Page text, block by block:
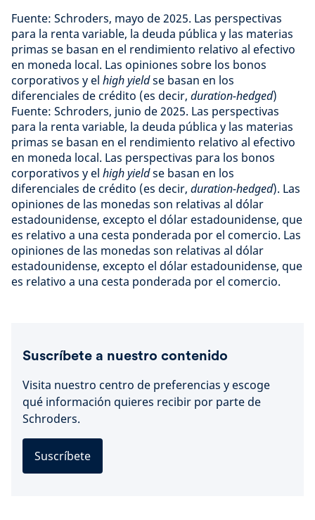
Fuente: Schroders, mayo de 2025. Las perspectivas
para la renta variable, la deuda pública y las materias
primas se basan en el rendimiento relativo al efectivo
en moneda local. Las opiniones sobre los bonos
corporativos y el high yieldse basan en los
diferenciales de crédito (es decir, duration-hedged)
Fuente: Schroders, junio de 2025. Las perspectivas
para la renta variable, la deuda pública y las materias
primas se basan en el rendimiento relativo al efectivo
en moneda local. Las perspectivas para los bonos
corporativos y el high yieldse basan en los
diferenciales de crédito (es decir, duration-hedged). Las
opiniones de las monedas son relativas al dólar
estadounidense, excepto el dólar estadounidense, que
es relativo a una cesta ponderada por el comercio. Las
opiniones de las monedas son relativas al dólar
estadounidense, excepto el dólar estadounidense, que
es relativo a una cesta ponderada por el comercio.
Suscríbete a nuestro contenido
Visita nuestro centro de preferencias y escoge
qué información quieres recibir por parte de
Schroders.
Suscríbete